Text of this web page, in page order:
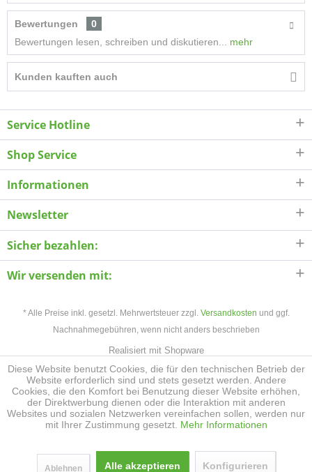
Bewertungen
0
Bewertungen lesen, schreiben und diskutieren...
mehr
Kunden kauften auch
Service Hotline
Shop Service
Informationen
Newsletter
Sicher bezahlen:
Wir versenden mit:
* Alle Preise inkl. gesetzl. Mehrwertsteuer zzgl. Versandkosten und ggf.
Nachnahmegebühren, wenn nicht anders beschrieben
Realisiert mit Shopware
Diese Website benutzt Cookies, die für den technischen Betrieb der
Website erforderlich sind und stets gesetzt werden. Andere
Cookies, die den Komfort bei Benutzung dieser Website erhöhen,
der Direktwerbung dienen oder die Interaktion mit anderen
Websites und sozialen Netzwerken vereinfachen sollen, werden nur
mit Ihrer Zustimmung gesetzt. Mehr Informationen
Ablehnen Alle akzeptieren Konfigurieren